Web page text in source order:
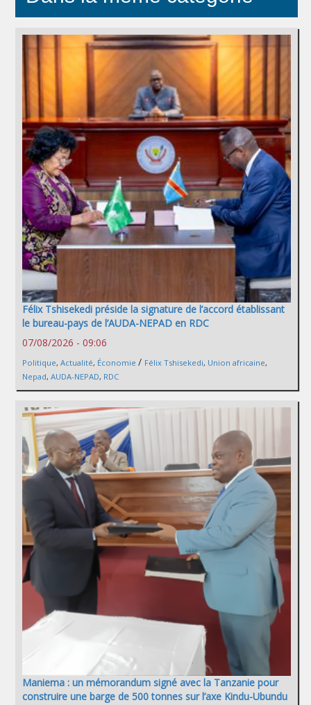
Félix Tshisekedi préside la signature de l’accord établissant
le bureau-pays de l’AUDA-NEPAD en RDC
07/08/2026 - 09:06
Politique, Actualité, Économie / Félix Tshisekedi, Union africaine,
Nepad, AUDA-NEPAD, RDC
Maniema : un mémorandum signé avec la Tanzanie pour
construire une barge de 500 tonnes sur l’axe Kindu-Ubundu